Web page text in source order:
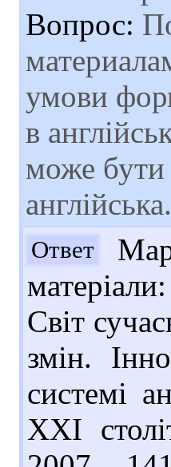
Вопрос:
умови
в
може бути
Ответ
Світ
змін.
системі
XXI